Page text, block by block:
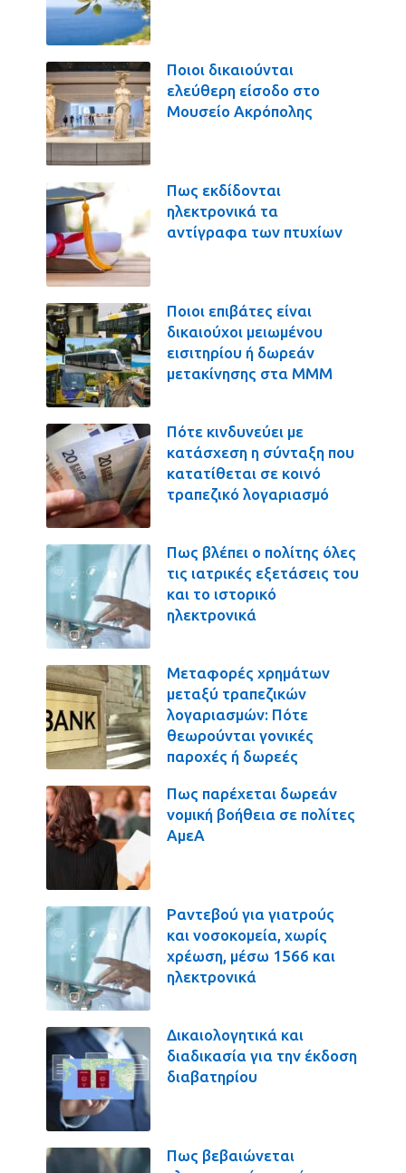
Ποιοι δικαιούνται
ελεύθερη είσοδο στο
Μουσείο Ακρόπολης
Πως εκδίδονται
ηλεκτρονικά τα
αντίγραφα των πτυχίων
Ποιοι επιβάτες είναι
δικαιούχοι μειωμένου
εισιτηρίου ή δωρεάν
μετακίνησης στα ΜΜΜ
Πότε κινδυνεύει με
κατάσχεση η σύνταξη που
κατατίθεται σε κοινό
τραπεζικό λογαριασμό
Πως βλέπει ο πολίτης όλες
τις ιατρικές εξετάσεις του
και το ιστορικό
ηλεκτρονικά
Μεταφορές χρημάτων
μεταξύ τραπεζικών
λογαριασμών: Πότε
θεωρούνται γονικές
παροχές ή δωρεές
Πως παρέχεται δωρεάν
νομική βοήθεια σε πολίτες
ΑμεΑ
Ραντεβού για γιατρούς
και νοσοκομεία, χωρίς
χρέωση, μέσω 1566 και
ηλεκτρονικά
Δικαιολογητικά και
διαδικασία για την έκδοση
διαβατηρίου
Πως βεβαιώνεται